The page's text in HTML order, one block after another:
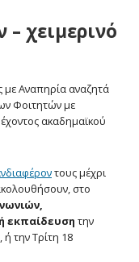
χειμερινό
Αναπηρία αναζητά
Φοιτητών με
ακαδημαϊκού
τους μέχρι
στο
εκπαίδευση την
την Τρίτη 18